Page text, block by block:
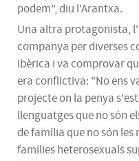
podem", diu l'Arantxa.
Una altra protagonista,
companya per diverses
Ibèrica i va comprovar
era conflictiva: "No ens
projecte on la penya
llenguatges que no són
de família que no són les
famílies heterosexuals